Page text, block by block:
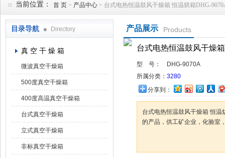
当前位置： 首 页 > 产品中心 > 台式电热恒温鼓风干燥箱 恒温烘箱DHG-
目录导航 Directory
真 空 干 燥 箱
微波真空干燥箱
500度真空干燥箱
400度高温真空干燥箱
台式真空干燥箱
立式真空干燥箱
非标真空干燥箱
产品展示 Products
台式电热恒温鼓风干燥
型 号：
DHG-9070A
所属分类： 3280
分享到：
台式电热恒温鼓风干燥箱 恒
的产品，供工矿企业，化验室